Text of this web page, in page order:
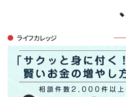
ライフカレッジ